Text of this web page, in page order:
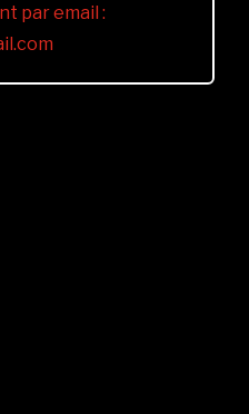
par email :